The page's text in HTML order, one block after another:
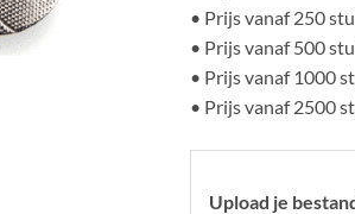
• Prijs vanaf 250
• Prijs vanaf 500
• Prijs vanaf 1000
• Prijs vanaf 2500
Upload je